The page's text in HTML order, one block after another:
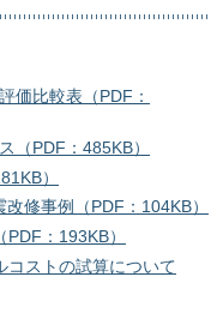
価比較表（PDF：
（PDF：485KB）
）
修事例（PDF：104KB）
：193KB）
コストの試算について